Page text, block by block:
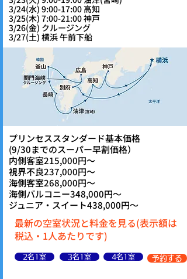
3/24(水) 9:00-17:00 高知
3/25(木) 7:00-21:00 神戸
3/26(金) クルージング
3/27(土) 横浜 午前下船
プリンセススタンダード基本価格
(9/30までのスーパー早割価格）
内側客室215,000円～
視界不良237,000円～
海側客室268,000円～
海側バルコニー348,000円～
ジュニア・スイート438,000円～
最新の空室状況と料金を見る(表示額は
税込・1人あたりです)
2名1室 3名1室 4名1室 予約する